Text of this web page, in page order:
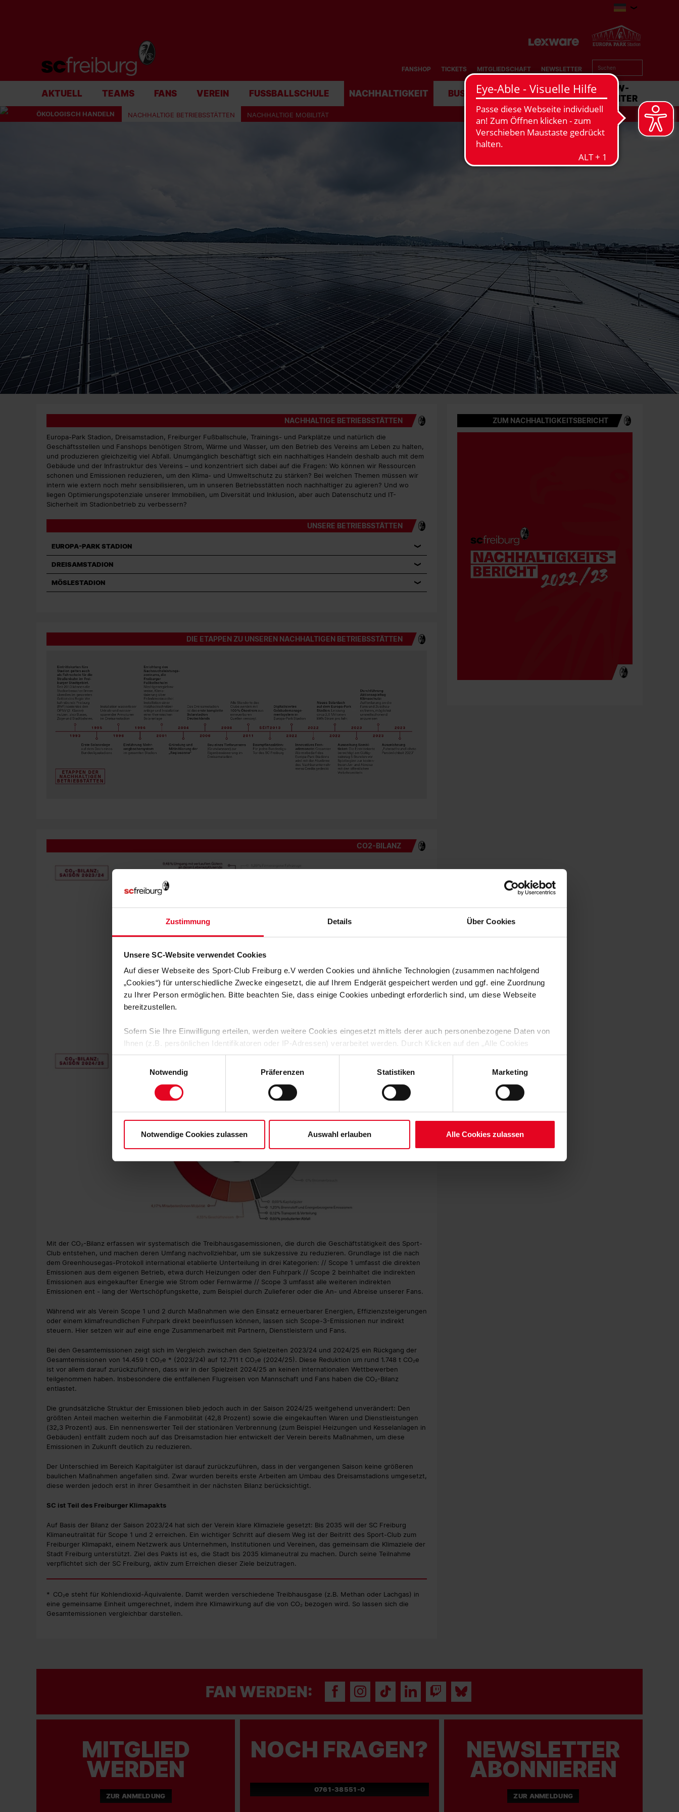
Zustimmung Details Über Cookies
Unsere SC-Website verwendet Cookies
Auf dieser Webseite des Sport-Club Freiburg e.V werden Cookies und ähnliche Technologien (zusammen nachfolgend
„Cookies“) für unterschiedliche Zwecke eingesetzt, die auf Ihrem Endgerät gespeichert werden und ggf. eine Zuordnung
zu Ihrer Person ermöglichen. Bitte beachten Sie, dass einige Cookies unbedingt erforderlich sind, um diese Webseite
bereitzustellen.
Sofern Sie Ihre Einwilligung erteilen, werden weitere Cookies eingesetzt mittels derer auch personenbezogene Daten von
Ihnen (z.B. persönlichen Identifikatoren oder IP-Adressen) verarbeitet werden. Durch Klicken auf den „Alle Cookies
zulassen“-Button stimmen Sie der Speicherung aller aufgeführten Cookies und der entsprechenden Verarbeitung Ihrer
personenbezogenen Daten für die unten jeweils angegebene Zwecke gem. § 25 Abs. 1 TDDDG, Art. 6 Abs. 1 lit. a DSGVO
Soweit Sie „Notwendige Cookies“ auswählen, werden nur unbedingt erforderliche Cookies eingesetzt. Ihre etwaig erteilten
Notwendig
Präferenzen Statistiken Marketing
Notwendige Cookies zulassen Auswahl erlauben Alle Cookies zulassen
FANSHOP TICKETS MITGLIEDSCHAFT NEWSLETTER
AKTUELL TEAMS FANS VEREIN FUSSBALLSCHULE NACHHALTIGKEIT BUSINESS STADION MATCHCENTER
ÖKOLOGISCH HANDELN NACHHALTIGE BETRIEBSSTÄTTEN NACHHALTIGE MOBILITÄT
NACHHALTIGE BETRIEBSSTÄTTEN
Europa-Park Stadion, Dreisamstadion, Freiburger Fußballschule, Trainings- und Parkplätze und natürlich die
Geschäftsstellen und Fanshops benötigen Strom, Wärme und Wasser, um den Betrieb des Vereins am Leben zu halten,
und produzieren gleichzeitig viel Abfall. Unumgänglich beschäftigt sich ein nachhaltiges Handeln deshalb auch mit dem
Gebäude und der Infrastruktur des Vereins – und konzentriert sich dabei auf die Fragen: Wo können wir Ressourcen
schonen und Emissionen reduzieren, um den Klima- und Umweltschutz zu stärken? Bei welchen Themen müssen wir
intern wie extern noch mehr sensibilisieren, um in unseren Betriebsstätten noch nachhaltiger zu agieren? Und wo
liegen Optimierungspotenziale unserer Immobilien, um Diversität und Inklusion, aber auch Datenschutz und IT-
Sicherheit im Stadionbetrieb zu verbessern?
UNSERE BETRIEBSSTÄTTEN
EUROPA-PARK STADION
DREISAMSTADION
MÖSLESTADION
DIE ETAPPEN ZU UNSEREN NACHHALTIGEN BETRIEBSSTÄTTEN
CO2-BILANZ
Mit der CO₂-Bilanz erfassen wir systematisch die Treibhausgasemissionen, die durch die Geschäftstätigkeit des Sport-
Club entstehen, und machen deren Umfang nachvollziehbar, um sie sukzessive zu reduzieren. Grundlage ist die nach
dem Greenhousegas-Protokoll international etablierte Unterteilung in drei Kategorien: // Scope 1 umfasst die direkten
Emissionen aus dem eigenen Betrieb, etwa durch Heizungen oder den Fuhrpark // Scope 2 beinhaltet die indirekten
Emissionen aus eingekaufter Energie wie Strom oder Fernwärme // Scope 3 umfasst alle weiteren indirekten
Emissionen ent - lang der Wertschöpfungskette, zum Beispiel durch Zulieferer oder die An- und Abreise unserer Fans.
Während wir als Verein Scope 1 und 2 durch Maßnahmen wie den Einsatz erneuerbarer Energien, Effizienzsteigerungen
oder einem klimafreundlichen Fuhrpark direkt beeinflussen können, lassen sich Scope-3-Emissionen nur indirekt
steuern. Hier setzen wir auf eine enge Zusammenarbeit mit Partnern, Dienstleistern und Fans.
Bei den Gesamtemissionen zeigt sich im Vergleich zwischen den Spielzeiten 2023/24 und 2024/25 ein Rückgang der
Gesamtemissionen von 14.459 t CO₂e * (2023/24) auf 12.711 t CO₂e (2024/25). Diese Reduktion um rund 1.748 t CO₂e
ist vor allem darauf zurückzuführen, dass wir in der Spielzeit 2024/25 an keinen internationalen Wettbewerben
teilgenommen haben. Insbesondere die entfallenen Flugreisen von Mannschaft und Fans haben die CO₂-Bilanz
entlastet.
Die grundsätzliche Struktur der Emissionen blieb jedoch auch in der Saison 2024/25 weitgehend unverändert: Den
größten Anteil machen weiterhin die Fanmobilität (42,8 Prozent) sowie die eingekauften Waren und Dienstleistungen
(32,3 Prozent) aus. Ein nennenswerter Teil der stationären Verbrennung (zum Beispiel Heizungen und Kesselanlagen in
Gebäuden) entfällt zudem noch auf das Dreisamstadion hier entwickelt der Verein bereits Maßnahmen, um diese
Emissionen in Zukunft deutlich zu reduzieren.
Der Unterschied im Bereich Kapitalgüter ist darauf zurückzuführen, dass in der vergangenen Saison keine größeren
baulichen Maßnahmen angefallen sind. Zwar wurden bereits erste Arbeiten am Umbau des Dreisamstadions umgesetzt,
diese werden jedoch erst in ihrer Gesamtheit in der nächsten Bilanz berücksichtigt.
SC ist Teil des Freiburger Klimapakts
Auf Basis der Bilanz der Saison 2023/24 hat sich der Verein klare Klimaziele gesetzt: Bis 2035 will der SC Freiburg
Klimaneutralität für Scope 1 und 2 erreichen. Ein wichtiger Schritt auf diesem Weg ist der Beitritt des Sport-Club zum
Freiburger Klimapakt, einem Netzwerk aus Unternehmen, Institutionen und Vereinen, das gemeinsam die Klimaziele der
Stadt Freiburg unterstützt. Ziel des Pakts ist es, die Stadt bis 2035 klimaneutral zu machen. Durch seine Teilnahme
verpflichtet sich der SC Freiburg, aktiv zum Erreichen dieser Ziele beizutragen.
* CO₂e steht für Kohlendioxid-Äquivalente. Damit werden verschiedene Treibhausgase (z.B. Methan oder Lachgas) in
eine gemeinsame Einheit umgerechnet, indem ihre Klimawirkung auf die von CO₂ bezogen wird. So lassen sich die
Gesamtemissionen vergleichbar darstellen.
ZUM NACHHALTIGKEITSBERICHT
FAN WERDEN:
MITGLIED
WERDEN
ZUR ANMELDUNG
NOCH FRAGEN?
0761-38551-0
NEWSLETTER
ABONNIEREN
ZUR ANMELDUNG